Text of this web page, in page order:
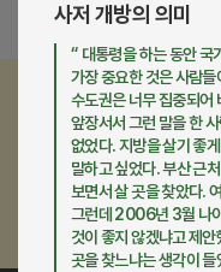
정기 / 일시후원
특별한 후원을 통해 재단의 희망이
지금 후원에 동참해 주세요.
후원하기
사저 개방의 의미
“ 대통령을 하는 동안 국
가장 중요한 것은 사람
수도권은 너무 집중되어
앞장서서 그런 말을 한
없었다. 지방을 살기 좋
말하고 싶었다. 부산 근
보면서 살 곳을 찾았다.
그런데 2006년 3월 나
것이 좋지 않겠냐고 제
곳을 찾느냐는 생각이